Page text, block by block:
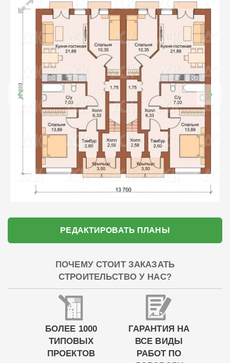
РЕДАКТИРОВАТЬ ПЛАНЫ
ПОЧЕМУ СТОИТ ЗАКАЗАТЬ
СТРОИТЕЛЬСТВО У НАС?
БОЛЕЕ 1000
ТИПОВЫХ
ПРОЕКТОВ
ГАРАНТИЯ НА
ВСЕ ВИДЫ
РАБОТ ПО